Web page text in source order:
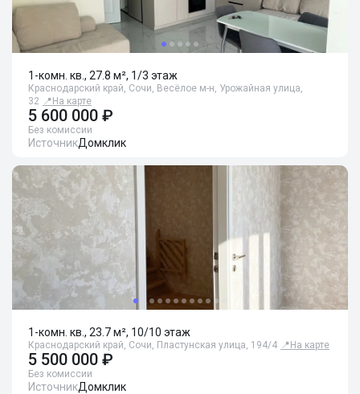
1-комн. кв., 27.8 м², 1/3 этаж
Краснодарский край, Сочи, Весёлое м-н, Урожайная улица,
32 📍 На карте
5 600 000 ₽
Без комиссии
ИсточникДомклик
1-комн. кв., 23.7 м², 10/10 этаж
Краснодарский край, Сочи, Пластунская улица, 194/4 📍 На карте
5 500 000 ₽
Без комиссии
ИсточникДомклик